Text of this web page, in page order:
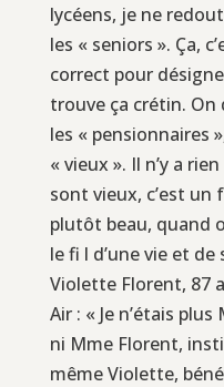
lycéens, je ne
les « seniors ». Ça,
correct pour
trouve ça crétin. On
les « pensionnaires
« vieux ». Il n’y a
sont vieux, c’est un
plutôt beau, quand
le fi l d’une vie et
Violette Florent, 87
Air : « Je n’étais
ni Mme Florent,
même Violette,